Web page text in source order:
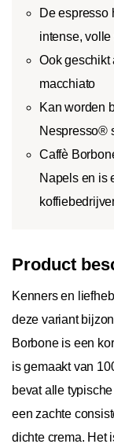
De espresso
intense,
Ook geschikt
macchiato
Kan worden
Nespresso®
Caffè
Napels en is
Product
Kenners en
deze variant
Borbone is een
is gemaakt van
bevat alle
een zachte
dichte crema. Het